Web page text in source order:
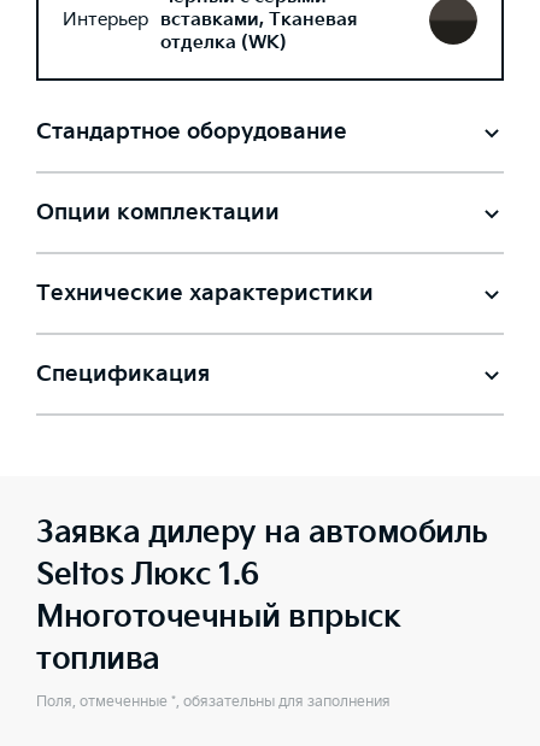
Интерьер вставками, Тканевая
отделка (WK)
Стандартное оборудование
Опции комплектации
Технические характеристики
Спецификация
Заявка дилеру на автомобиль
Seltos Люкс 1.6
Многоточечный впрыск
топлива
Поля, отмеченные *, обязательны для заполнения